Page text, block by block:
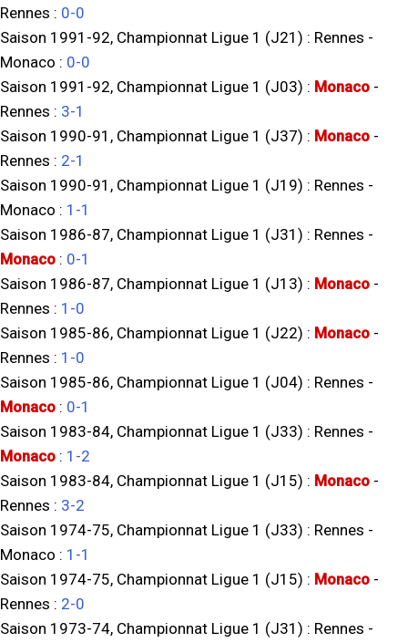
Rennes : 0-0
Saison 1991-92, Championnat Ligue 1 (J21) : Rennes -
Monaco : 0-0
Saison 1991-92, Championnat Ligue 1 (J03) : Monaco -
Rennes : 3-1
Saison 1990-91, Championnat Ligue 1 (J37) : Monaco -
Rennes : 2-1
Saison 1990-91, Championnat Ligue 1 (J19) : Rennes -
Monaco : 1-1
Saison 1986-87, Championnat Ligue 1 (J31) : Rennes -
Monaco : 0-1
Saison 1986-87, Championnat Ligue 1 (J13) : Monaco -
Rennes : 1-0
Saison 1985-86, Championnat Ligue 1 (J22) : Monaco -
Rennes : 1-0
Saison 1985-86, Championnat Ligue 1 (J04) : Rennes -
Monaco : 0-1
Saison 1983-84, Championnat Ligue 1 (J33) : Rennes -
Monaco : 1-2
Saison 1983-84, Championnat Ligue 1 (J15) : Monaco -
Rennes : 3-2
Saison 1974-75, Championnat Ligue 1 (J33) : Rennes -
Monaco : 1-1
Saison 1974-75, Championnat Ligue 1 (J15) : Monaco -
Rennes : 2-0
Saison 1973-74, Championnat Ligue 1 (J31) : Rennes -